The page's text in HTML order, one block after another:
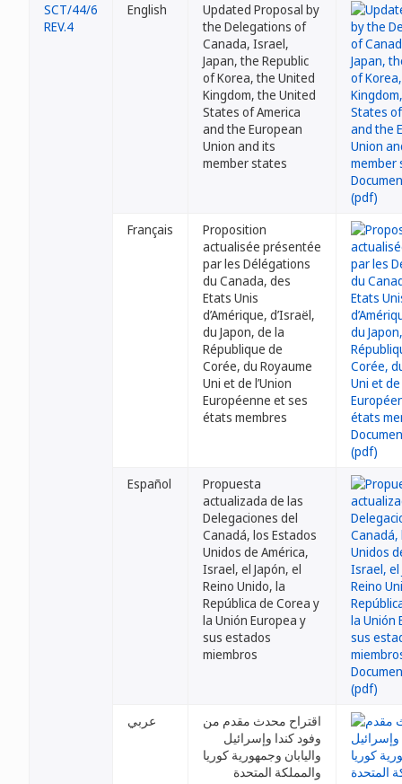
SCT/44/6
REV.4
English
Updated Proposal by
the Delegations of
Canada, Israel,
Japan, the Republic
of Korea, the United
Kingdom, the United
States of America
and the European
Union and its
member states
Français
Proposition
actualisée présentée
par les Délégations
du Canada, des
Etats Unis
d’Amérique, d’Israël,
du Japon, de la
République de
Corée, du Royaume
Uni et de l’Union
Européenne et ses
états membres
Español
Propuesta
actualizada de las
Delegaciones del
Canadá, los Estados
Unidos de América,
Israel, el Japón, el
Reino Unido, la
República de Corea y
la Unión Europea y
sus estados
miembros
عربي
اقتراح محدث مقدم من
وفود كندا وإسرائيل
واليابان وجمهورية كوريا
والمملكة المتحدة